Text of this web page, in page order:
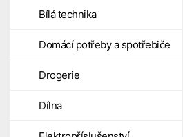
Bílá technika
Domácí potřeby a spotřebiče
Drogerie
Dílna